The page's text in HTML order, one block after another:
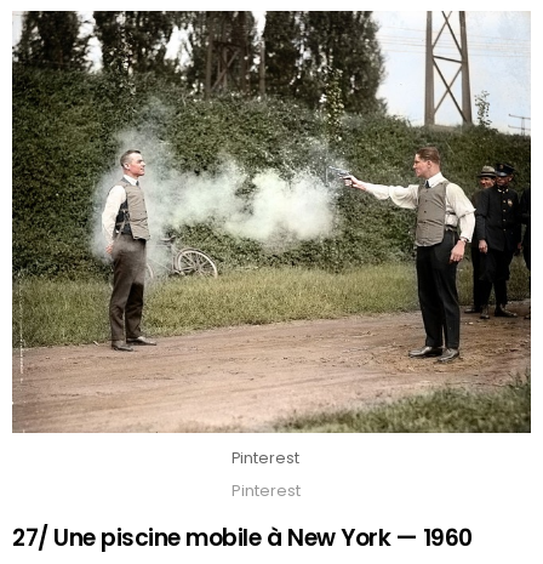
Pinterest
Pinterest
27/ Une piscine mobile à New York — 1960